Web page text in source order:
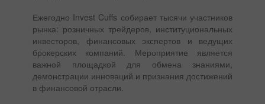
Ежегодно Invest Cuffs собирает тысячи участников
рынка: розничных трейдеров, институциональных
инвесторов, финансовых экспертов и ведущих
брокерских компаний. Мероприятие является
важной площадкой для обмена знаниями,
демонстрации инноваций и признания достижений
в финансовой отрасли.